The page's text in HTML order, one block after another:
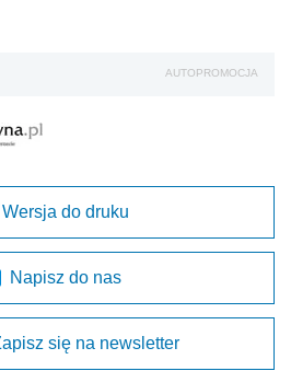
AUTOPROMOCJA
Wersja do druku
Napisz do nas
się na newsletter